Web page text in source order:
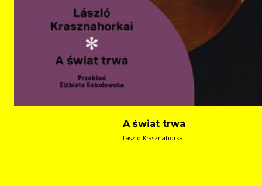
A świat trwa
László Krasznahorkai